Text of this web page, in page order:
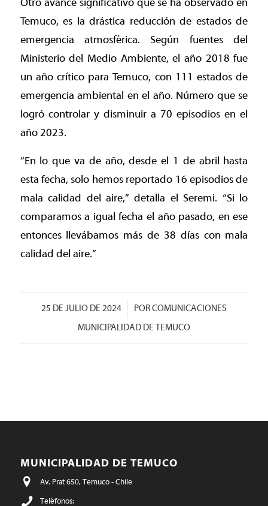
Otro avance significativo que se ha observado en
Temuco, es la drástica reducción de estados de
emergencia atmosférica. Según fuentes del
Ministerio del Medio Ambiente, el año 2018 fue
un año crítico para Temuco, con 111 estados de
emergencia ambiental en el año. Número que se
logró controlar y disminuir a 70 episodios en el
año 2023.
“En lo que va de año, desde el 1 de abril hasta
esta fecha, solo hemos reportado 16 episodios de
mala calidad del aire,” detalla el Seremi. “Si lo
comparamos a igual fecha el año pasado, en ese
entonces llevábamos más de 38 días con mala
calidad del aire.”
25 DE JULIO DE 2024
/ PORCOMUNICACIONES
MUNICIPALIDAD DE TEMUCO
MUNICIPALIDAD DE TEMUCO
Av. Prat 650, Temuco - Chile
Teléfonos: